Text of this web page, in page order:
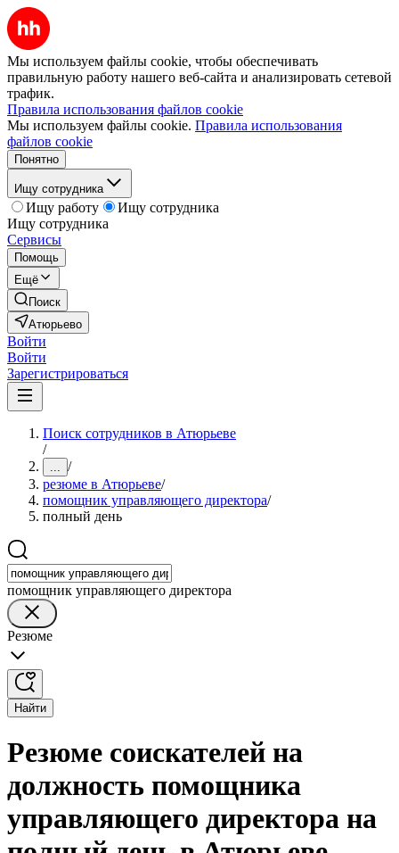
Мы используем файлы cookie, чтобы обеспечивать
правильную работу нашего веб-сайта и анализировать сетевой
трафик.
Правила использования файлов cookie
Мы используем файлы cookie. Правила использования
файлов cookie
Понятно
Ищу сотрудника
Ищу работу
Ищу сотрудника
Ищу сотрудника
Сервисы
Помощь
Ещё
Поиск
Атюрьево
Войти
Войти
Зарегистрироваться
Поиск сотрудников в Атюрьеве
/
... /
резюме в Атюрьеве/
помощник управляющего директора/
полный день
помощник управляющего директора
Резюме
Найти
Резюме соискателей на
должность помощника
управляющего директора на